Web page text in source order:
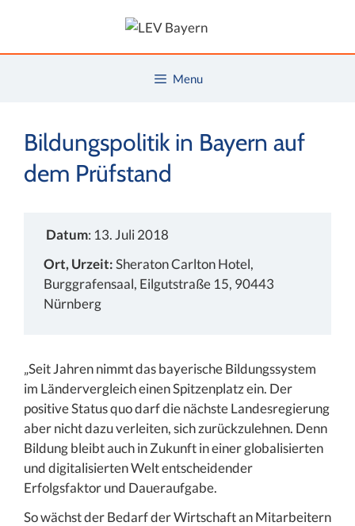
Menu
Bildungspolitik in Bayern auf
dem Prüfstand
Datum: 13. Juli 2018
Ort, Urzeit:Sheraton Carlton Hotel,
Burggrafensaal, Eilgutstraße 15, 90443
Nürnberg
„Seit Jahren nimmt das bayerische Bildungssystem
im Ländervergleich einen Spitzenplatz ein. Der
positive Status quo darf die nächste Landesregierung
aber nicht dazu verleiten, sich zurückzulehnen. Denn
Bildung bleibt auch in Zukunft in einer globalisierten
und digitalisierten Welt entscheidender
Erfolgsfaktor und Daueraufgabe.
So wächst der Bedarf der Wirtschaft an Mitarbeitern